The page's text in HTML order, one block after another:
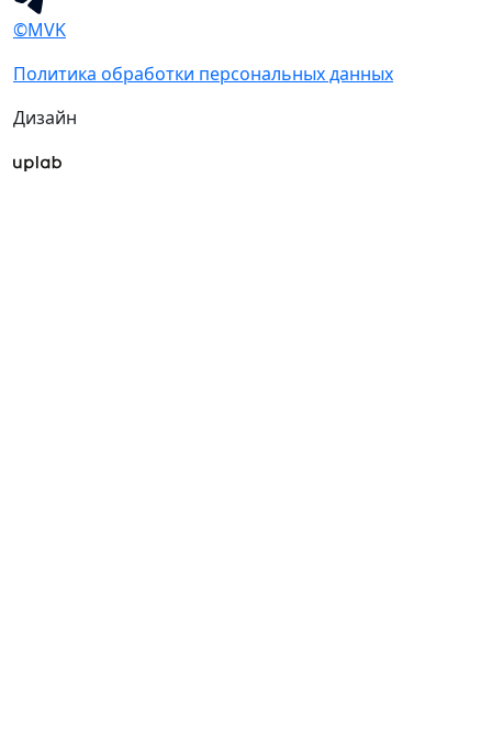
©MVK
Политика обработки персональных данных
Дизайн